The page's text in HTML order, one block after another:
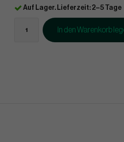
Auf Lager. Lieferzeit: 2–5 Tage
In den Warenkorb